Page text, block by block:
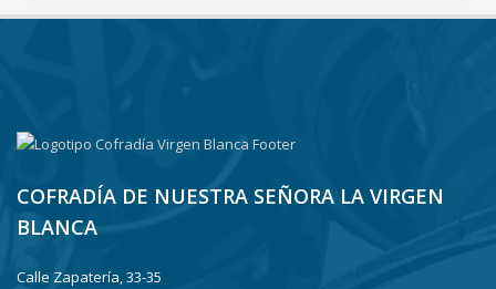
COFRADÍA DE NUESTRA SEÑORA LA VIRGEN
BLANCA
Calle Zapatería, 33-35